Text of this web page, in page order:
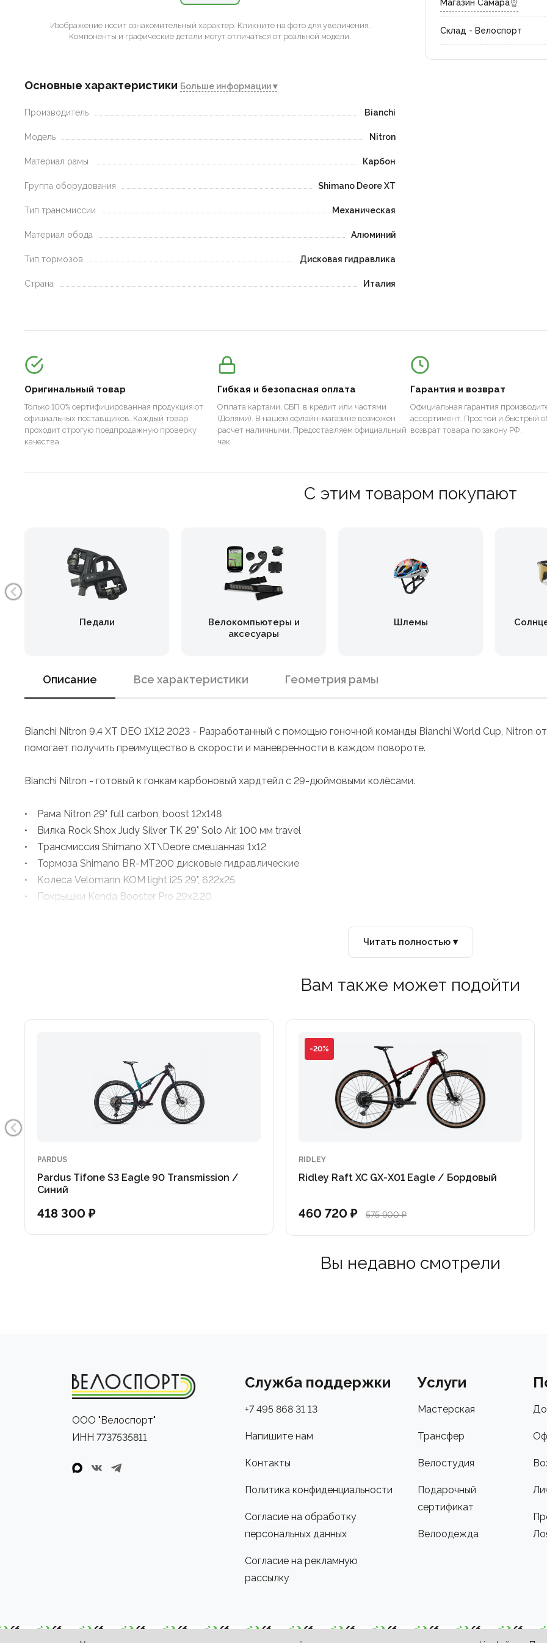
Изображение носит ознакомительный характер. Кликните на фото для увеличения.
Компоненты и графические детали могут отличаться от реальной модели.
Основные характеристики Больше информации ▾
Производитель Bianchi
Модель Nitron
Материал рамы Карбон
Группа оборудования Shimano Deore XT
Тип трансмиссии Механическая
Материал обода Алюминий
Тип тормозов Дисковая гидравлика
Страна Италия
Магазин Самара
Склад - Велоспорт
Оригинальный товар
Только 100% сертифицированная продукция от
официальных поставщиков. Каждый товар
проходит строгую предпродажную проверку
качества.
Гибкая и безопасная оплата
Оплата картами, СБП, в кредит или частями
(Долями). В нашем офлайн-магазине возможен
расчет наличными. Предоставляем официальный
чек.
Гарантия и возврат
Официальная гарантия
ассортимент. Простой и быстрый
возврат товара по закону РФ.
С этим товаром покупают
Педали
Велокомпьютеры и
аксесуары
Шлемы
Описание Все характеристики Геометрия рамы
Bianchi Nitron 9.4 XT DEO 1X12 2023 - Разработанный с помощью гоночной команды Bianchi World Cup, Nitron
помогает получить преимущество в скорости и маневренности в каждом повороте.
Bianchi Nitron - готовый к гонкам карбоновый хардтейл с 29-дюймовыми колёсами.
• Рама Nitron 29" full carbon, boost 12x148
• Вилка Rock Shox Judy Silver TK 29" Solo Air, 100 мм travel
• Трансмиссия Shimano XT\Deore смешанная 1x12
• Тормоза Shimano BR-MT200 дисковые гидравлические
• Колеса Velomann KOM light i25 29", 622x25
• Покрышки Kenda Booster Pro 29x2.20
Читать полностью ▾
Вам также может подойти
PARDUS
Pardus Tifone S3 Eagle 90 Transmission /
Синий
418 300 ₽
-20%
RIDLEY
Ridley Raft XC GX-X01 Eagle / Бордовый
460 720 ₽ 575 900 ₽
Вы недавно смотрели
ООО "Велоспорт"
ИНН 7737535811
Служба поддержки
+7 495 868 31 13
Напишите нам
Контакты
Политика конфиденциальности
Согласие на обработку
персональных данных
Согласие на рекламную
рассылку
Услуги
Мастерская
Трансфер
Велостудия
Подарочный
сертификат
Велоодежда